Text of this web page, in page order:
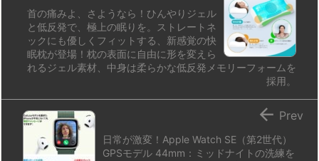
首の痛みよ、さようなら！ひんやりジェル
と低反発で、極上の眠りを。ストレートネ
ックにも優しくフィットする、新感覚の快
眠枕が登場！枕の表面に自由に形を変えら
れるジェル素材、中身は柔らかな低反発メモリーフォームを
採用。
日常が激変！Apple Watch SE（第2世代）
GPSモデル 44mm：ミッドナイトの洗練を
 Prev